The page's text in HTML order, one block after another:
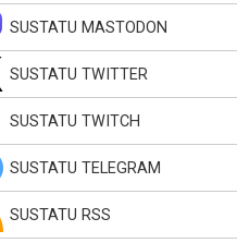
SUSTATU MASTODON
SUSTATU TWITTER
SUSTATU TWITCH
SUSTATU TELEGRAM
SUSTATU RSS